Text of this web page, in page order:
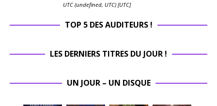
UTC (undefined, UTC) [UTC]
TOP 5 DES AUDITEURS !
LES DERNIERS TITRES DU JOUR !
UN JOUR – UN DISQUE